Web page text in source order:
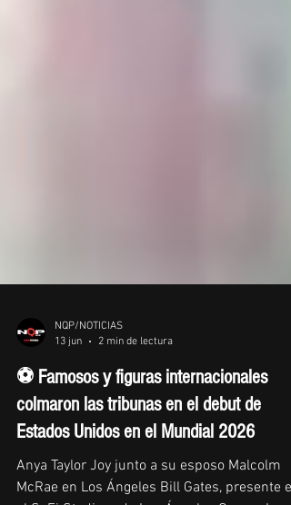
NQP/NOTICIAS
2 min de lectura
⚽ Famosos y figuras internacionales
colmaron las tribunas en el debut de
Estados Unidos en el Mundial 2026